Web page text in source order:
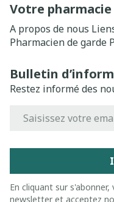
Votre pharmacie
A propos de nous
Pharmacien de garde
Bulletin
Restez informé des
En cliquant sur
newsletter et acceptez